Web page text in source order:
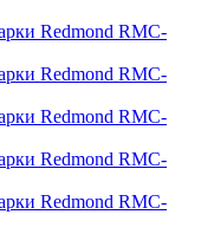
Redmond RMC-
Redmond RMC-
Redmond RMC-
Redmond RMC-
Redmond RMC-